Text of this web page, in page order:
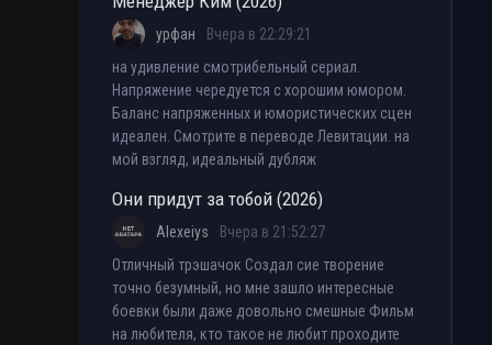
урфан
Вчера в 22:29:21
на удивление смотрибельный сериал.
Напряжение чередуется с хорошим юмором.
Баланс напряженных и юмористических сцен
идеален. Смотрите в переводе Левитации. на
мой взгляд, идеальный дубляж
Они придут за тобой (2026)
Alexeiys
Вчера в 21:52:27
Отличный трэшачок Создал сие творение
точно безумный, но мне зашло интересные
боевки были даже довольно смешные Фильм
на любителя, кто такое не любит проходите